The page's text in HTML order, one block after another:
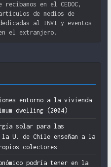
en el CEDOC,
de medios de
al INVI y eventos
el extranjero.
entorno a la vivienda
dwelling (2004)
solar para las
U. de Chile enseñan a la
colectores
podría tener en la